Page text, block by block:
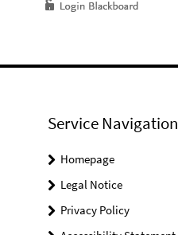
Service Navigation
Homepage
Legal Notice
Privacy Policy